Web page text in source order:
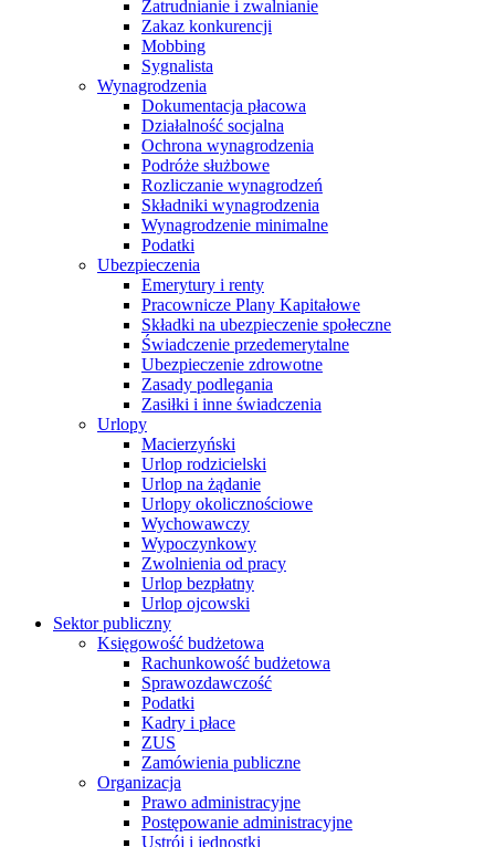
Zatrudnianie i zwalnianie
Zakaz konkurencji
Mobbing
Sygnalista
Wynagrodzenia
Dokumentacja płacowa
Działalność socjalna
Ochrona wynagrodzenia
Podróże służbowe
Rozliczanie wynagrodzeń
Składniki wynagrodzenia
Wynagrodzenie minimalne
Podatki
Ubezpieczenia
Emerytury i renty
Pracownicze Plany Kapitałowe
Składki na ubezpieczenie społeczne
Świadczenie przedemerytalne
Ubezpieczenie zdrowotne
Zasady podlegania
Zasiłki i inne świadczenia
Urlopy
Macierzyński
Urlop rodzicielski
Urlop na żądanie
Urlopy okolicznościowe
Wychowawczy
Wypoczynkowy
Zwolnienia od pracy
Urlop bezpłatny
Urlop ojcowski
Sektor publiczny
Księgowość budżetowa
Rachunkowość budżetowa
Sprawozdawczość
Podatki
Kadry i płace
ZUS
Zamówienia publiczne
Organizacja
Prawo administracyjne
Postępowanie administracyjne
Ustrój i jednostki